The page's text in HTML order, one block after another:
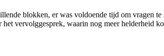
blokken, er was voldoende tijd om vragen
vervolggesprek, waarin nog meer helderheid